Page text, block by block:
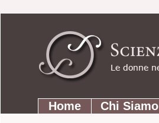
contenuti.
Strumenti
personali
SezioniHome Chi Siamo